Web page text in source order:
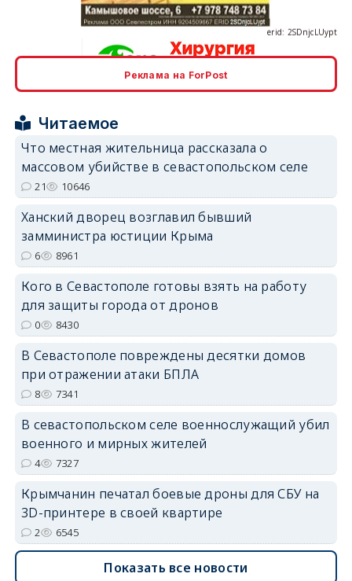
erid: 2SDnjcrDNw6
Реклама на ForPost
Читаемое
Что местная жительница рассказала о
массовом убийстве в севастопольском селе
21 10646
Ханский дворец возглавил бывший
замминистра юстиции Крыма
6 8961
Кого в Севастополе готовы взять на работу
для защиты города от дронов
0 8430
В Севастополе повреждены десятки домов
при отражении атаки БПЛА
8 7341
В севастопольском селе военнослужащий убил
военного и мирных жителей
4 7327
Крымчанин печатал боевые дроны для СБУ на
3D-принтере в своей квартире
2 6545
Показать все новости